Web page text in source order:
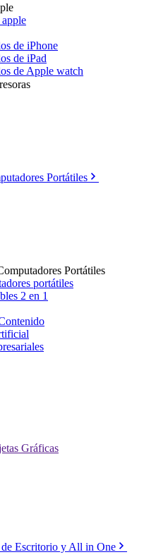
de iPhone
de iPad
de Apple watch
Portátiles
Portátiles
portátiles
2 en 1
Gráficas
de Escritorio y All in One